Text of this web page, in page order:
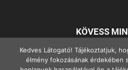
KÖVESS
Kedves Látogató! Tájékoztatjuk,
élmény fokozásának érdekében